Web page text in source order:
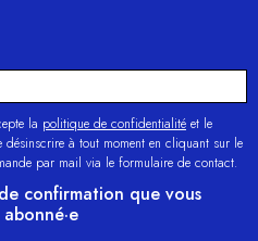
la politique de confidentialité et le
désinscrire à tout moment en cliquant sur le
par mail via le formulaire de contact.
confirmation que vous